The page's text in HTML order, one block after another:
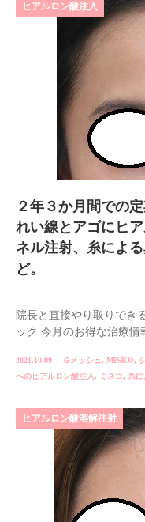
ヒアルロン酸注入
２年３か月間での
れい線とアゴにヒ
ネル注射、糸によ
ど。
院長と直接やり取りでき
ック 今月のお得な治療情
2021.10.09 Ｇメッシュ , MISKO,
へのヒアルロン酸注入, ミスコ, 糸
ヒアルロン酸溶解注射